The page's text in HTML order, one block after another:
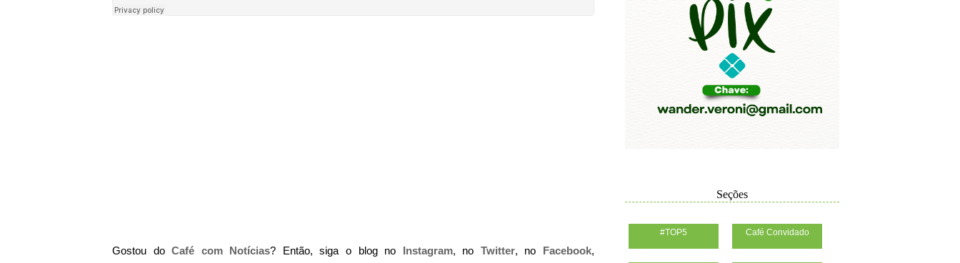
Gostou doCafé com Notícias? Então, siga o blog no Instagram, no Twitter, no Facebook,
Seções
#TOP5 Café Convidado